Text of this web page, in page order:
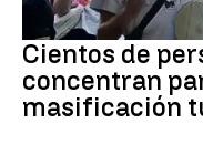
Protestas
Cientos de
concentran
masificación